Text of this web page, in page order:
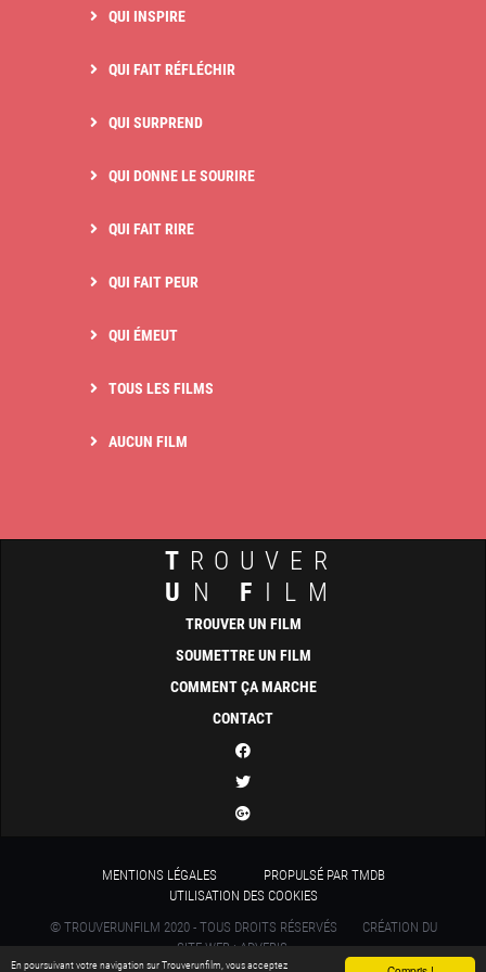
En poursuivant votre navigation sur Trouverunfilm, vous acceptez
QUI INSPIRE
QUI FAIT RÉFLÉCHIR
QUI SURPREND
QUI DONNE LE SOURIRE
QUI FAIT RIRE
QUI FAIT PEUR
QUI ÉMEUT
TOUS LES FILMS
AUCUN FILM
T ROUVER
U N F ILM
TROUVER UN FILM
SOUMETTRE UN FILM
COMMENT ÇA MARCHE
CONTACT
MENTIONS LÉGALES
PROPULSÉ PAR TMDB
UTILISATION DES COOKIES
© TROUVERUNFILM 2020 - TOUS DROITS RÉSERVÉS
CRÉATION DU
SITE WEB : ADVERIS